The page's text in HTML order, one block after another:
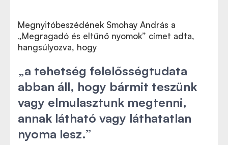
Megnyitóbeszédének Smohay András a
„Megragadó és eltűnő nyomok” címet adta,
hangsúlyozva, hogy
„a tehetség felelősségtudata
abban áll, hogy bármit teszünk
vagy elmulasztunk megtenni,
annak látható vagy láthatatlan
nyoma lesz.”